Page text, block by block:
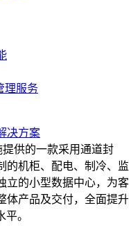
理服务
决方案
供的一款采用通道封
的机柜、配电、制冷、监
立的小型数据中心，为客
体产品及交付，全面提升
。